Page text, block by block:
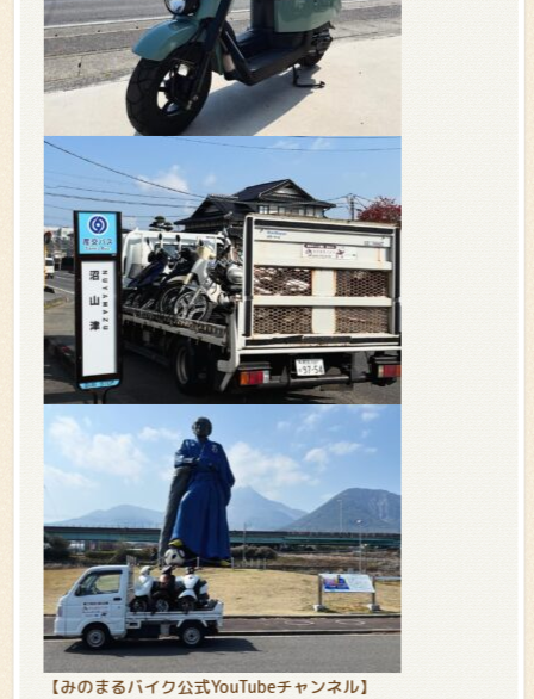
【みのまるバイク公式YouTubeチャンネル】